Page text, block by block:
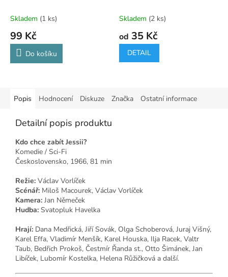
Skladem (1 ks)
99 Kč
Do košíku
Skladem (2 ks)
od 35 Kč
DETAIL
Popis Hodnocení Diskuze Značka Ostatní informace
Detailní popis produktu
Kdo chce zabít Jessii?
Komedie / Sci-Fi
Československo, 1966, 81 min
Režie: Václav Vorlíček
Scénář: Miloš Macourek, Václav Vorlíček
Kamera: Jan Němeček
Hudba: Svatopluk Havelka
Hrají: Dana Medřická, Jiří Sovák, Olga Schoberová, Juraj Višný,
Karel Effa, Vladimír Menšík, Karel Houska, Ilja Racek, Valtr
Taub, Bedřich Prokoš, Čestmír Řanda st., Otto Šimánek, Jan
Libíček, Lubomír Kostelka, Helena Růžičková a další.